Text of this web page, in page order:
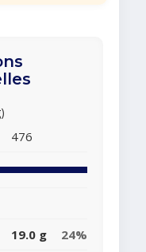
476
19.0 g
24%